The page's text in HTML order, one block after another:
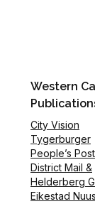
Western
City Vision
Tygerburger
People’s Post
District Mail &
Helderberg
Eikestad Nuus